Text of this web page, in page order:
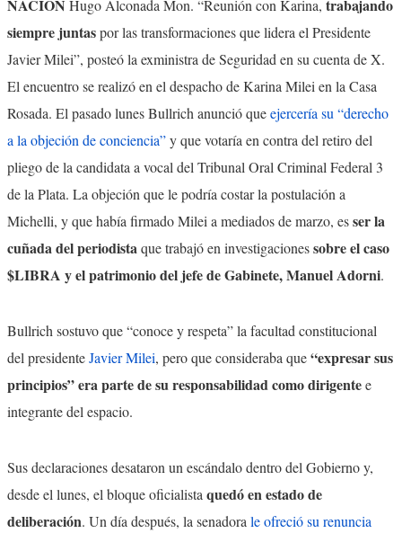
NACION Hugo Alconada Mon. “Reunión con Karina, trabajando
siempre juntaspor las transformaciones que lidera el Presidente
Javier Milei”, posteó la exministra de Seguridad en su cuenta de X.
El encuentro se realizó en el despacho de Karina Milei en la Casa
Rosada. El pasado lunes Bullrich anunció queejercería su “derecho
a la objeción de conciencia”y que votaría en contra del retiro del
pliego de la candidata a vocal del Tribunal Oral Criminal Federal 3
de la Plata. La objeción que le podría costar la postulación a
Michelli, y que había firmado Milei a mediados de marzo, esser la
cuñada del periodistaque trabajó en investigacionessobre el caso
$LIBRA y el patrimonio del jefe de Gabinete, Manuel Adorni.
Bullrich sostuvo que “conoce y respeta” la facultad constitucional
del presidenteJavier Milei, pero que consideraba que“expresar sus
principios” era parte de su responsabilidad como dirigentee
integrante del espacio.
Sus declaraciones desataron un escándalo dentro del Gobierno y,
desde el lunes, el bloque oficialistaquedó en estado de
deliberación. Un día después, la senadorale ofreció su renuncia